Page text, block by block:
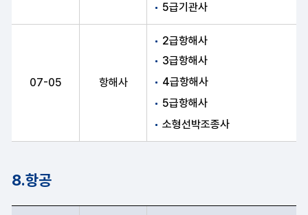
5급기관사
07-05 항해사
2급항해사
3급항해사
4급항해사
5급항해사
소형선박조종사
8.항공